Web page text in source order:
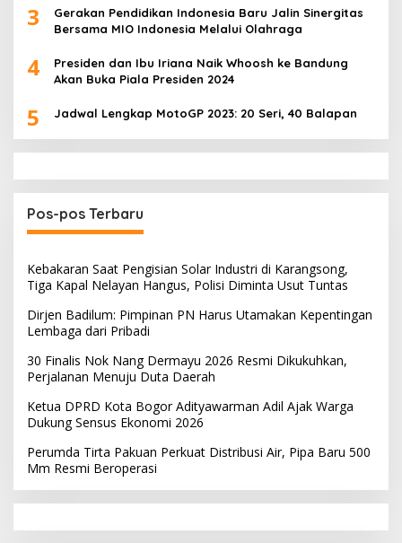
3
Gerakan Pendidikan Indonesia Baru Jalin Sinergitas
Bersama MIO Indonesia Melalui Olahraga
4
Presiden dan Ibu Iriana Naik Whoosh ke Bandung
Akan Buka Piala Presiden 2024
5 Jadwal Lengkap MotoGP 2023: 20 Seri, 40 Balapan
Pos-pos Terbaru
Kebakaran Saat Pengisian Solar Industri di Karangsong,
Tiga Kapal Nelayan Hangus, Polisi Diminta Usut Tuntas
Dirjen Badilum: Pimpinan PN Harus Utamakan Kepentingan
Lembaga dari Pribadi
30 Finalis Nok Nang Dermayu 2026 Resmi Dikukuhkan,
Perjalanan Menuju Duta Daerah
Ketua DPRD Kota Bogor Adityawarman Adil Ajak Warga
Dukung Sensus Ekonomi 2026
Perumda Tirta Pakuan Perkuat Distribusi Air, Pipa Baru 500
Mm Resmi Beroperasi